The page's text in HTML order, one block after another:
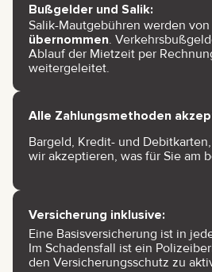
Bußgelder und Salik:
Salik-Mautgebühren werden von
übernommen.
Ablauf der Mietzeit per
weitergeleitet.
Alle Zahlungsmethoden
Bargeld, Kredit- und
wir akzeptieren, was für Sie am
Versicherung inklusive:
Eine Basisversicherung ist in
Im Schadensfall ist ein
den Versicherungsschutz zu